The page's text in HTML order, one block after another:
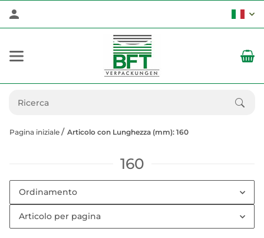
Pagina iniziale Articolo con Lunghezza (mm): 160
160
Ordinamento
Articolo per pagina